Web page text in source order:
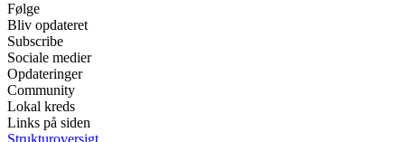
Følge
Bliv opdateret
Subscribe
Sociale medier
Opdateringer
Community
Lokal kreds
Links på siden